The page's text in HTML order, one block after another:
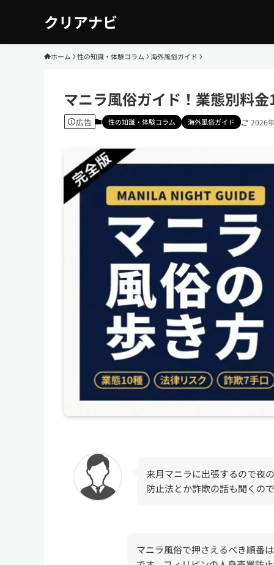
クリアナビ
ホーム 性の知識・体験コラム 海外風俗ガイド
マニラ風俗ガイド！業態別料
広告 性の知識・体験コラム 海外風俗ガイド 2026
来月マニラに出張するので夜
防止法とか詐欺の話も聞くの
マニラ風俗で押さえるべき順番は